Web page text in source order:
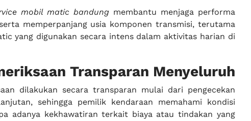
mobil matic bandungmembantu menjaga performa
memperpanjang usia komponen transmisi, terutama
yang digunakan secara intens dalam aktivitas harian di
Transparan Menyeluruh
dilakukan secara transparan mulai dari pengecekan
sehingga pemilik kendaraan memahami kondisi
adanya kekhawatiran terkait biaya atau tindakan yang